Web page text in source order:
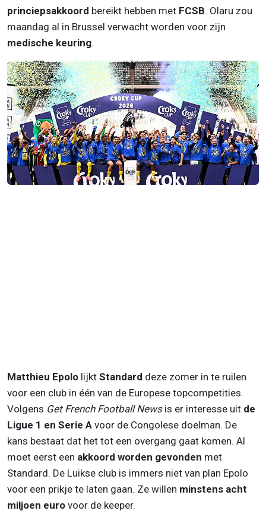
princiepsakkoord bereikt hebben met FCSB. Olaru zou
maandag al in Brussel verwacht worden voor zijn
medische keuring.
Matthieu Epolo lijkt Standard deze zomer in te ruilen
voor een club in één van de Europese topcompetities.
Volgens Get French Football Newsis er interesse uit de
Ligue 1 en Serie A voor de Congolese doelman. De
kans bestaat dat het tot een overgang gaat komen. Al
moet eerst een akkoord worden gevonden met
Standard. De Luikse club is immers niet van plan Epolo
voor een prikje te laten gaan. Ze willen minstens acht
miljoen euro voor de keeper.